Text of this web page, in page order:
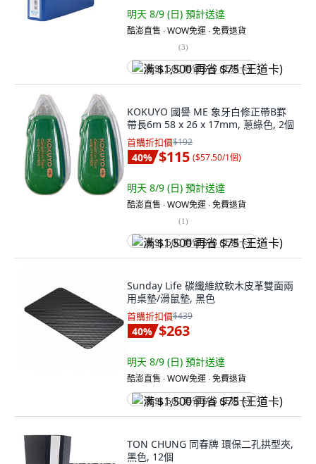
明天 8/9 (日) 預計送達
酷澎直售 ∙ WOW免運 ∙ 免費退貨
(3)
满 $1,500 再省 $75 (王道卡)
KOKUYO 國譽 ME 象牙白修正帶B罫
帶長6m 58 x 26 x 17mm, 蔥綠色, 2個
首購折扣價$192
40% $115 ($57.50/1個)
明天 8/9 (日) 預計送達
酷澎直售 ∙ WOW免運 ∙ 免費退貨
(1)
满 $1,500 再省 $75 (王道卡)
Sunday Life 碳纖維紋軟木皮革雙面兩
用桌墊/滑鼠墊, 黑色
首購折扣價$439
40% $263
明天 8/9 (日) 預計送達
酷澎直售 ∙ WOW免運 ∙ 免費退貨
满 $1,500 再省 $75 (王道卡)
TON CHUNG 同春牌 環保二孔拱型夾,
黑色, 12個